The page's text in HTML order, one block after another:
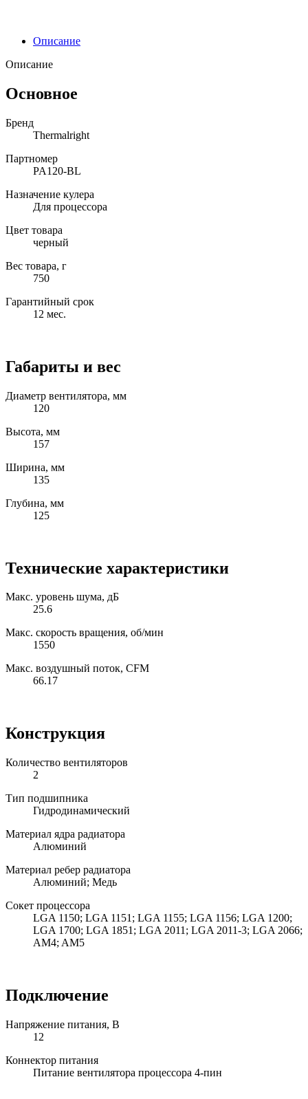
Описание
Описание
Основное
Бренд
Thermalright
Партномер
PA120-BL
Назначение кулера
Для процессора
Цвет товара
черный
Вес товара, г
750
Гарантийный срок
12 мес.
Габариты и вес
Диаметр вентилятора, мм
120
Высота, мм
157
Ширина, мм
135
Глубина, мм
125
Технические характеристики
Макс. уровень шума, дБ
25.6
Макс. скорость вращения, об/мин
1550
Макс. воздушный поток, CFM
66.17
Конструкция
Количество вентиляторов
2
Тип подшипника
Гидродинамический
Материал ядра радиатора
Алюминий
Материал ребер радиатора
Алюминий; Медь
Сокет процессора
LGA 1150; LGA 1151; LGA 1155; LGA 1156; LGA 1200;
LGA 1700; LGA 1851; LGA 2011; LGA 2011-3; LGA 2066;
AM4; AM5
Подключение
Напряжение питания, В
12
Коннектор питания
Питание вентилятора процессора 4-пин